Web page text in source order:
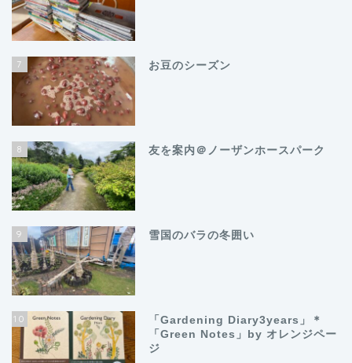
7 お豆のシーズン
8 友を案内＠ノーザンホースパーク
9 雪国のバラの冬囲い
10
「Gardening Diary3years」＊
「Green Notes」by オレンジペー
ジ